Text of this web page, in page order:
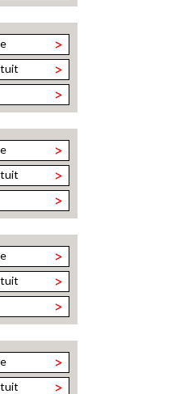
>
>
>
>
>
>
>
>
>
>
>